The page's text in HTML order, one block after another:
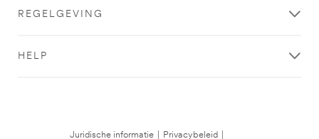
REGELGEVING
HELP
Juridische informatie Privacybeleid